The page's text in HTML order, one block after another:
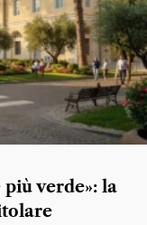
verde»: la